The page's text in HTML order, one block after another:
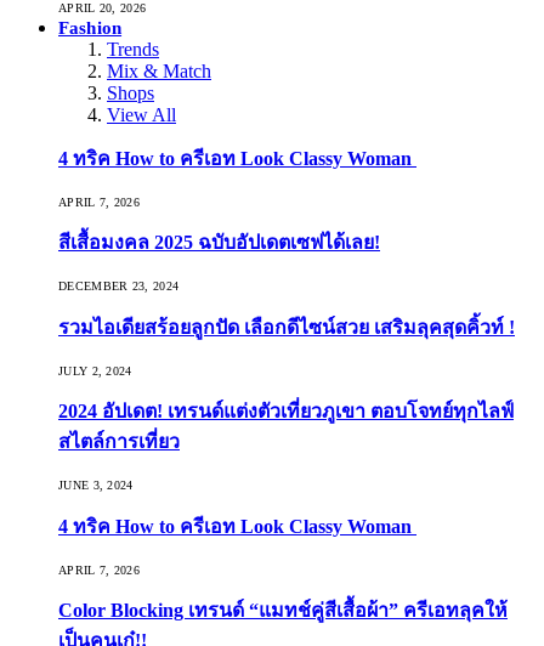
APRIL 20, 2026
Fashion
Trends
Mix & Match
Shops
View All
4 ทริค How to ครีเอท Look Classy Woman
APRIL 7, 2026
สีเสื้อมงคล 2025 ฉบับอัปเดตเซฟได้เลย!
DECEMBER 23, 2024
รวมไอเดียสร้อยลูกปัด เลือกดีไซน์สวย เสริมลุคสุดคิ้วท์ !
JULY 2, 2024
2024 อัปเดต! เทรนด์แต่งตัวเที่ยวภูเขา ตอบโจทย์ทุกไลฟ์
สไตล์การเที่ยว
JUNE 3, 2024
4 ทริค How to ครีเอท Look Classy Woman
APRIL 7, 2026
Color Blocking เทรนด์ “แมทช์คู่สีเสื้อผ้า” ครีเอทลุคให้
เป็นคนเก๋!!